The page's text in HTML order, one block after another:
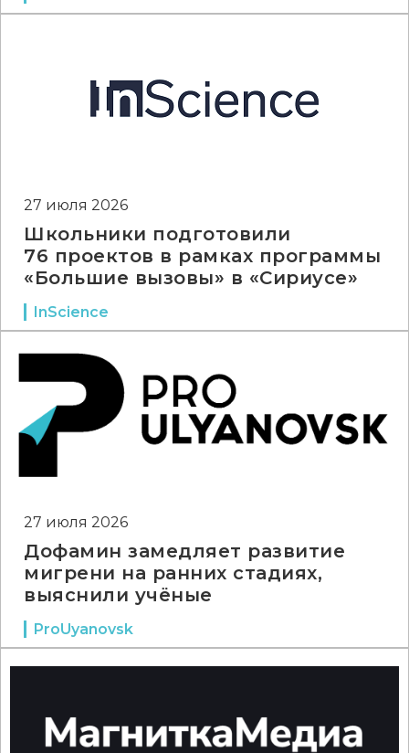
27 июля 2026
Школьники подготовили
76 проектов в рамках программы
«Большие вызовы» в «Сириусе»
InScience
27 июля 2026
Дофамин замедляет развитие
мигрени на ранних стадиях,
выяснили учёные
ProUyanovsk